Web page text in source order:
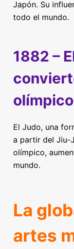
Japón. Su
todo el mundo.
1882 –
olímpico
El Judo, una
a partir del Jiu-
olímpico,
mundo.
La
artes